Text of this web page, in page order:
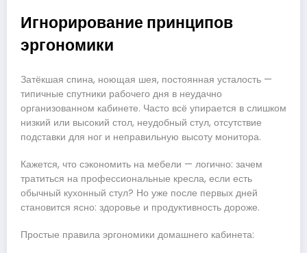
Игнорирование принципов
эргономики
Затёкшая спина, ноющая шея, постоянная усталость —
типичные спутники рабочего дня в неудачно
организованном кабинете. Часто всё упирается в слишком
низкий или высокий стол, неудобный стул, отсутствие
подставки для ног и неправильную высоту монитора.
Кажется, что сэкономить на мебели — логично: зачем
тратиться на профессиональные кресла, если есть
обычный кухонный стул? Но уже после первых дней
становится ясно: здоровье и продуктивность дороже.
Простые правила эргономики домашнего кабинета: